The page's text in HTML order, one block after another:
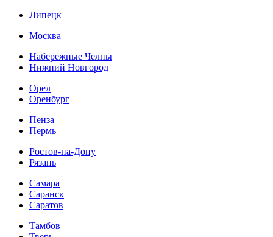
Липецк
Москва
Набережные Челны
Нижний Новгород
Орел
Оренбург
Пенза
Пермь
Ростов-на-Дону
Рязань
Самара
Саранск
Саратов
Тамбов